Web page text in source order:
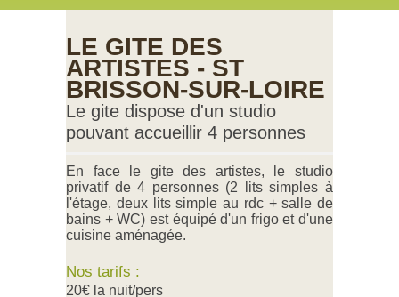
LE GITE DES
ARTISTES - ST
BRISSON-SUR-LOIRE
Le gite dispose d'un studio
pouvant accueillir 4 personnes
En face le gite des artistes, le studio
privatif de 4 personnes (2 lits simples à
l'étage, deux lits simple au rdc + salle de
bains + WC) est équipé d'un frigo et d'une
cuisine aménagée.
Nos tarifs :
20€ la nuit/pers